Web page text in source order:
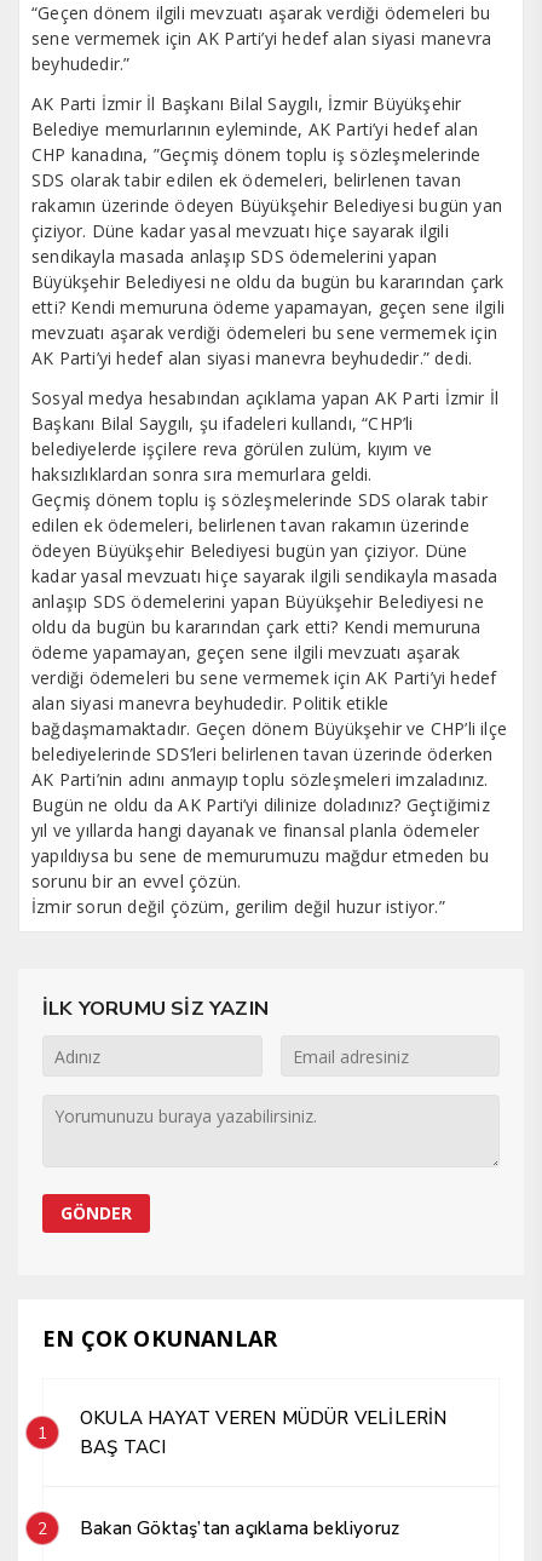
“Geçen dönem ilgili mevzuatı aşarak verdiği ödemeleri bu
sene vermemek için AK Parti’yi hedef alan siyasi manevra
beyhudedir.”
AK Parti İzmir İl Başkanı Bilal Saygılı, İzmir Büyükşehir
Belediye memurlarının eyleminde, AK Parti’yi hedef alan
CHP kanadına, ”Geçmiş dönem toplu iş sözleşmelerinde
SDS olarak tabir edilen ek ödemeleri, belirlenen tavan
rakamın üzerinde ödeyen Büyükşehir Belediyesi bugün yan
çiziyor. Düne kadar yasal mevzuatı hiçe sayarak ilgili
sendikayla masada anlaşıp SDS ödemelerini yapan
Büyükşehir Belediyesi ne oldu da bugün bu kararından çark
etti? Kendi memuruna ödeme yapamayan, geçen sene ilgili
mevzuatı aşarak verdiği ödemeleri bu sene vermemek için
AK Parti’yi hedef alan siyasi manevra beyhudedir.” dedi.
Sosyal medya hesabından açıklama yapan AK Parti İzmir İl
Başkanı Bilal Saygılı, şu ifadeleri kullandı, “CHP’li
belediyelerde işçilere reva görülen zulüm, kıyım ve
haksızlıklardan sonra sıra memurlara geldi.
Geçmiş dönem toplu iş sözleşmelerinde SDS olarak tabir
edilen ek ödemeleri, belirlenen tavan rakamın üzerinde
ödeyen Büyükşehir Belediyesi bugün yan çiziyor. Düne
kadar yasal mevzuatı hiçe sayarak ilgili sendikayla masada
anlaşıp SDS ödemelerini yapan Büyükşehir Belediyesi ne
oldu da bugün bu kararından çark etti? Kendi memuruna
ödeme yapamayan, geçen sene ilgili mevzuatı aşarak
verdiği ödemeleri bu sene vermemek için AK Parti’yi hedef
alan siyasi manevra beyhudedir. Politik etikle
bağdaşmamaktadır. Geçen dönem Büyükşehir ve CHP’li ilçe
belediyelerinde SDS’leri belirlenen tavan üzerinde öderken
AK Parti’nin adını anmayıp toplu sözleşmeleri imzaladınız.
Bugün ne oldu da AK Parti’yi dilinize doladınız? Geçtiğimiz
yıl ve yıllarda hangi dayanak ve finansal planla ödemeler
yapıldıysa bu sene de memurumuzu mağdur etmeden bu
sorunu bir an evvel çözün.
İzmir sorun değil çözüm, gerilim değil huzur istiyor.”
İLK YORUMU SİZ YAZIN
EN ÇOK OKUNANLAR
1
OKULA HAYAT VEREN MÜDÜR VELİLERİN
BAŞ TACI
2 Bakan Göktaş’tan açıklama bekliyoruz